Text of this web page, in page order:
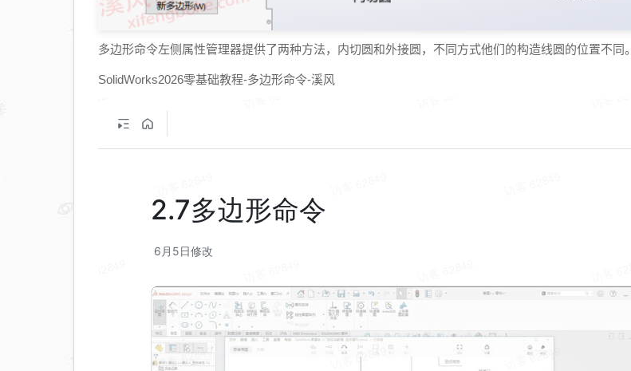
多边形命令左侧属性管理器提供了两种方法，内切圆和外接圆，不同方式他们的构造线圆的位置不同。
SolidWorks2026零基础教程-多边形命令-溪风